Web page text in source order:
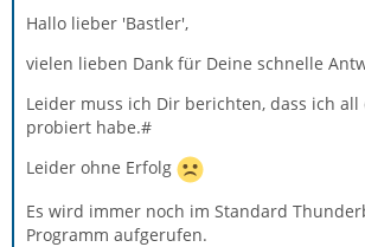
Hallo lieber 'Bastler',
vielen lieben Dank für Deine schnelle
Leider muss ich Dir berichten, dass ich all
probiert habe.#
Leider ohne Erfolg
Es wird immer noch im Standard
Programm aufgerufen.